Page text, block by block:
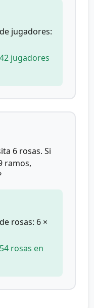
jugadores:
jugadores
6 rosas. Si
ramos,
rosas: 6 ×
rosas en